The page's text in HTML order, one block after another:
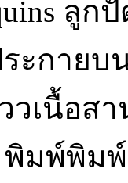
ลูก
กายบ
วเนื้อ
พิมพ์พิม